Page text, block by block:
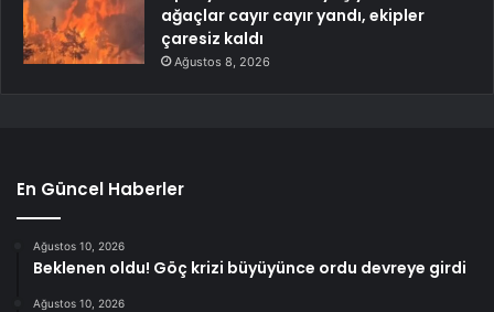
ağaçlar cayır cayır yandı, ekipler
çaresiz kaldı
Ağustos 8, 2026
En Güncel Haberler
Ağustos 10, 2026
Beklenen oldu! Göç krizi büyüyünce ordu devreye girdi
Ağustos 10, 2026